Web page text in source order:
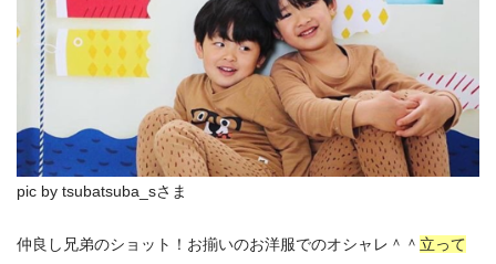
pic by tsubatsuba_sさま
仲良し兄弟のショット！お揃いのお洋服でのオシャレ＾＾ 立って